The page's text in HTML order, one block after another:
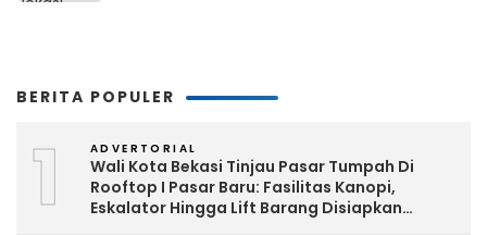
BERITA POPULER
1 ADVERTORIAL
Wali Kota Bekasi Tinjau Pasar Tumpah Di
Rooftop I Pasar Baru: Fasilitas Kanopi,
Eskalator Hingga Lift Barang Disiapkan